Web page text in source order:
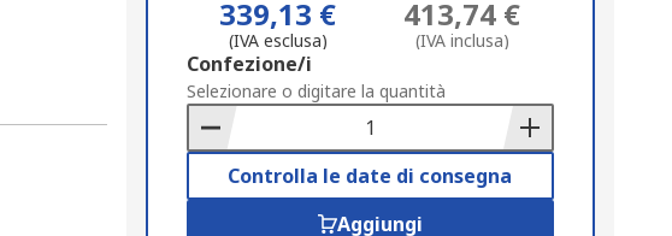
339,13 €
(IVA esclusa)
413,74 €
(IVA inclusa)
Add
to
Basket
Confezione/i
Selezionare o digitare la quantità
Controlla le date di consegna
Aggiungi